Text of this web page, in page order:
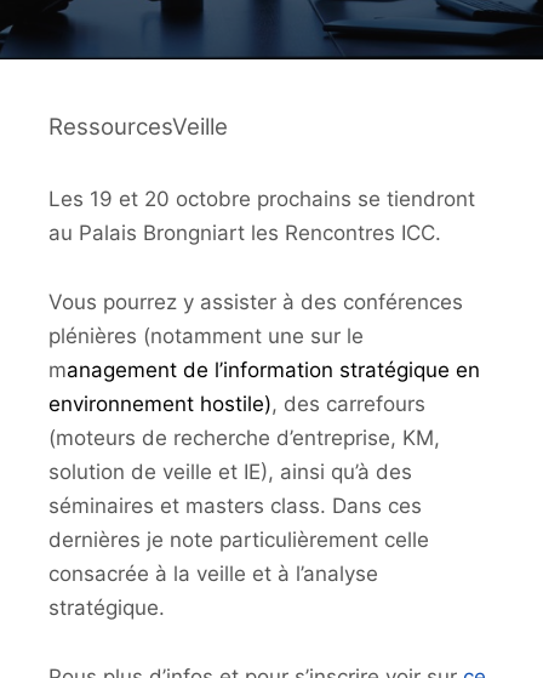
RessourcesVeille
Les 19 et 20 octobre prochains se tiendront
au Palais Brongniart les Rencontres ICC.
Vous pourrez y assister à des conférences
plénières (notamment une sur le
management de l’information stratégique en
environnement hostile), des carrefours
(moteurs de recherche d’entreprise, KM,
solution de veille et IE), ainsi qu’à des
séminaires et masters class. Dans ces
dernières je note particulièrement celle
consacrée à la veille et à l’analyse
stratégique.